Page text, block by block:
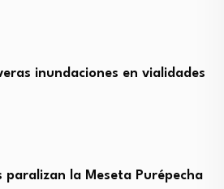
inundaciones en vialidades
paralizan la Meseta Purépecha